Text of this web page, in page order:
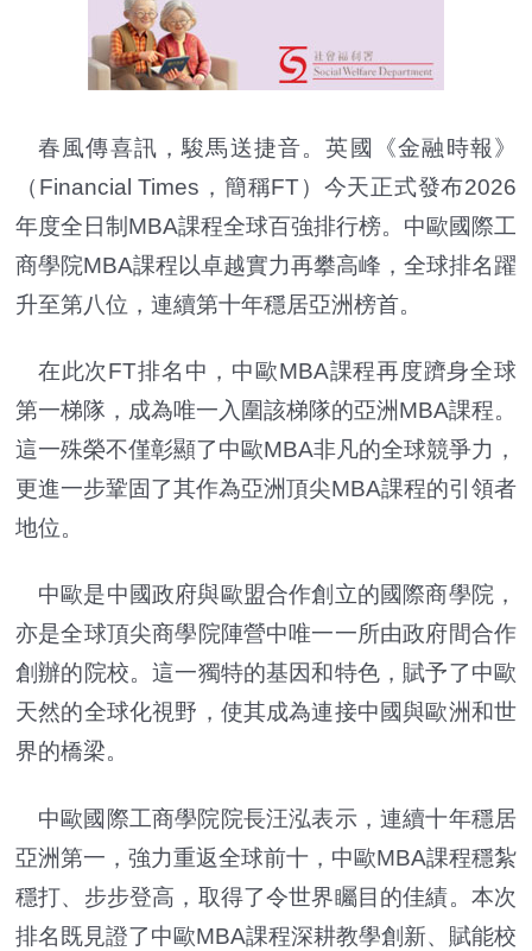
春風傳喜訊，駿馬送捷音。英國《金融時報》
（Financial Times，簡稱FT）今天正式發布2026
年度全日制MBA課程全球百強排行榜。中歐國際工
商學院MBA課程以卓越實力再攀高峰，全球排名躍
升至第八位，連續第十年穩居亞洲榜首。
在此次FT排名中，中歐MBA課程再度躋身全球
第一梯隊，成為唯一入圍該梯隊的亞洲MBA課程。
這一殊榮不僅彰顯了中歐MBA非凡的全球競爭力，
更進一步鞏固了其作為亞洲頂尖MBA課程的引領者
地位。
中歐是中國政府與歐盟合作創立的國際商學院，
亦是全球頂尖商學院陣營中唯一一所由政府間合作
創辦的院校。這一獨特的基因和特色，賦予了中歐
天然的全球化視野，使其成為連接中國與歐洲和世
界的橋梁。
中歐國際工商學院院長汪泓表示，連續十年穩居
亞洲第一，強力重返全球前十，中歐MBA課程穩紮
穩打、步步登高，取得了令世界矚目的佳績。本次
排名既見證了中歐MBA課程深耕教學創新、賦能校